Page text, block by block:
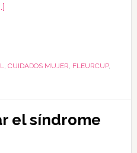
CUIDADOS MUJER FLEURCUP,
el síndrome